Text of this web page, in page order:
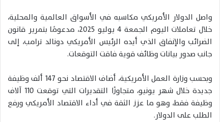
واصل الدولار الأمريكي مكاسبه في الأسواق العالمية والمحلية،
خلال تعاملات اليوم الجمعة 4 يوليو 2025، مدعومًا بتمرير قانون
الضرائب والإنفاق الذي أيده الرئيس الأمريكي دونالد ترامب، إلى
جانب صدور بيانات وظائف قوية فاقت التوقعات.
وبحسب وزارة العمل الأمريكية، أضاف الاقتصاد نحو 147 ألف وظيفة
جديدة خلال شهر يونيو، متجاوزًا التقديرات التي توقعت 110 آلاف
وظيفة فقط، وهو ما عزز الثقة في أداء الاقتصاد الأمريكي ورفع
الطلب على الدولار.